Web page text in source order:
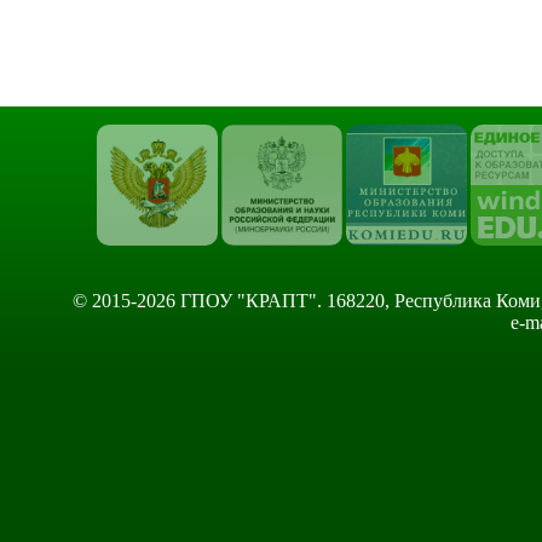
© 2015-2026 ГПОУ "КРАПТ". 168220, Республика Коми,
e-